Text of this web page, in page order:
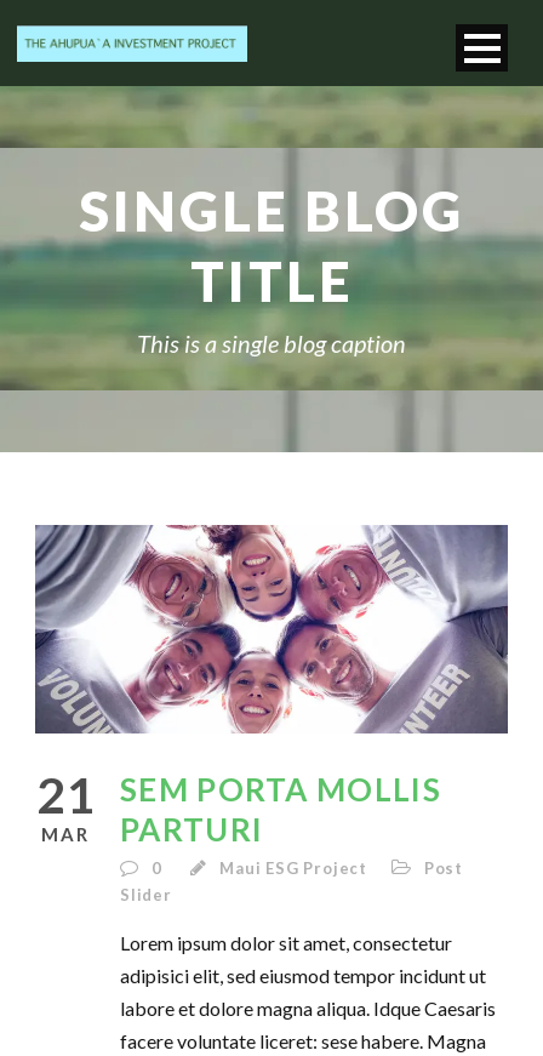
SINGLE BLOG
TITLE
This is a single blog caption
21
MAR
SEM PORTA MOLLIS
PARTURI
0 Maui ESG Project
Post
Slider
Lorem ipsum dolor sit amet, consectetur
adipisici elit, sed eiusmod tempor incidunt ut
labore et dolore magna aliqua. Idque Caesaris
facere voluntate liceret: sese habere. Magna